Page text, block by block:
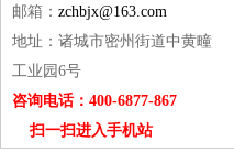
邮箱： zchbjx@163.com
地址：诸城市密州街道中黄疃
工业园6号
咨询电话：400-6877-867
扫一扫进入手机站